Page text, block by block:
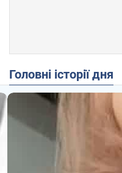
Головні історії дня